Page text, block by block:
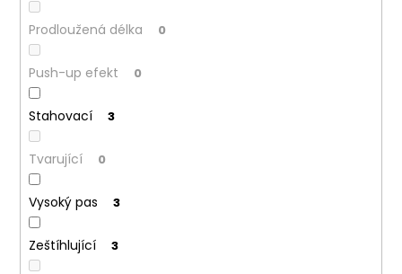
Prodloužená délka 0
Push-up efekt 0
Stahovací 3
Tvarující 0
Vysoký pas 3
Zeštíhlující 3